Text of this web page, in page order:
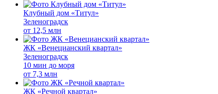
Клубный дом «Титул»
Зеленоградск
от 12,5 млн
ЖК «Венецианский квартал»
Зеленоградск
10 мин до моря
от 7,3 млн
ЖК «Речной квартал»